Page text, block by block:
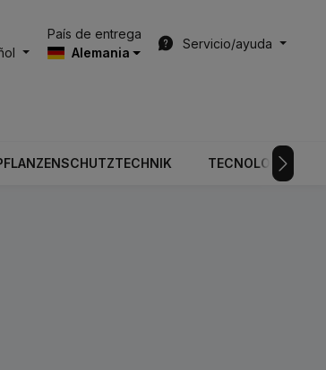
País de entrega
Alemania
Servicio/ayuda
TECNOLOGÍA DE